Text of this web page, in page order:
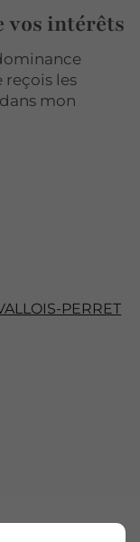
PERRET
vos intérêts
reçois les
mon